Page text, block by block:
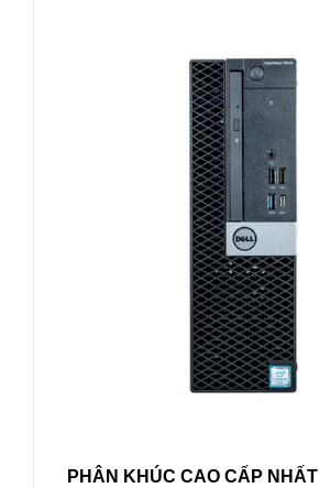
PHÂN KHÚC CAO CẤP NHẤT